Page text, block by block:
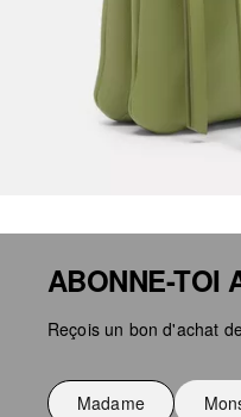
ABONNE-TOI
Reçois un bon d'achat
Madame